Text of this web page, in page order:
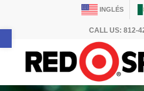
Abrir barra de herramientas
INGLÉS
CALL US: 812-